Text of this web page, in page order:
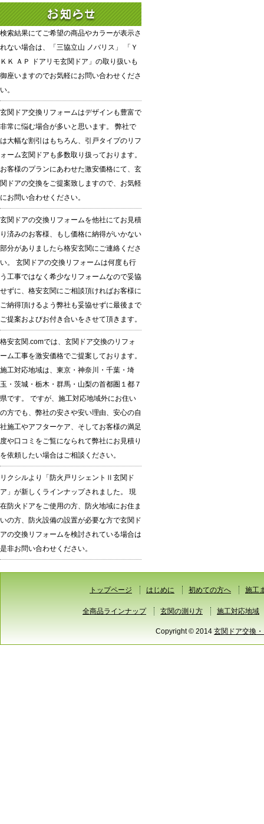
検索結果にてご希望の商品やカラーが表示さ
れない場合は、「三協立山 ノバリス」 「Ｙ
ＫＫ ＡＰ ドアリモ玄関ドア」の取り扱いも
御座いますのでお気軽にお問い合わせくださ
い。
玄関ドア交換リフォームはデザインも豊富で
非常に悩む場合が多いと思います。 弊社で
は大幅な割引はもちろん、引戸タイプのリフ
ォーム玄関ドアも多数取り扱っております。
お客様のプランにあわせた激安価格にて、玄
関ドアの交換をご提案致しますので、お気軽
にお問い合わせください。
玄関ドアの交換リフォームを他社にてお見積
り済みのお客様、もし価格に納得がいかない
部分がありましたら格安玄関にご連絡くださ
い。 玄関ドアの交換リフォームは何度も行
う工事ではなく希少なリフォームなので妥協
せずに、格安玄関にご相談頂ければお客様に
ご納得頂けるよう弊社も妥協せずに最後まで
ご提案およびお付き合いをさせて頂きます。
格安玄関.comでは、玄関ドア交換のリフォ
ーム工事を激安価格でご提案しております。
施工対応地域は、東京・神奈川・千葉・埼
玉・茨城・栃木・群馬・山梨の首都圏１都７
県です。 ですが、施工対応地域外にお住い
の方でも、弊社の安さや安い理由、安心の自
社施工やアフターケア、そしてお客様の満足
度や口コミをご覧になられて弊社にお見積り
を依頼したい場合はご相談ください。
リクシルより「防火戸リシェントⅡ玄関ド
ア」が新しくラインナップされました。 現
在防火ドアをご使用の方、防火地域にお住ま
いの方、防火設備の設置が必要な方で玄関ド
アの交換リフォームを検討されている場合は
是非お問い合わせください。
トップページ はじめに 初めての方へ 施工
全商品ラインナップ 玄関の測り方 施工対応地域
Copyright © 2014 玄関ドア交換